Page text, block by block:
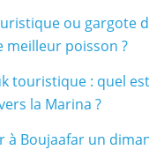
ou gargote
meilleur poisson ?
touristique : quel
la Marina ?
à Boujaafar un